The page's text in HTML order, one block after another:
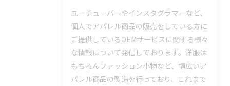
ユーチューバーやインスタグラマーなど、
個人でアパレル商品の販売をしている方に
ご提供しているOEMサービスに関する様々
な情報について発信しております。洋服は
もちろんファッション小物など、幅広いア
パレル商品の製造を行っており、これまで